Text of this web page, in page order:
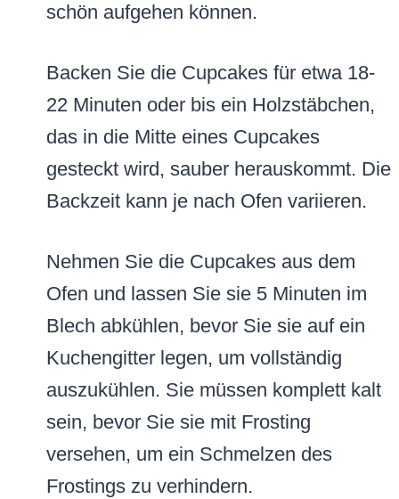
schön aufgehen können.
Backen Sie die Cupcakes für etwa 18-
22 Minuten oder bis ein Holzstäbchen,
das in die Mitte eines Cupcakes
gesteckt wird, sauber herauskommt. Die
Backzeit kann je nach Ofen variieren.
Nehmen Sie die Cupcakes aus dem
Ofen und lassen Sie sie 5 Minuten im
Blech abkühlen, bevor Sie sie auf ein
Kuchengitter legen, um vollständig
auszukühlen. Sie müssen komplett kalt
sein, bevor Sie sie mit Frosting
versehen, um ein Schmelzen des
Frostings zu verhindern.